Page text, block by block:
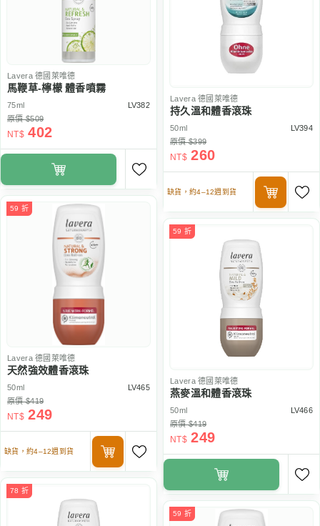
Lavera德國萊唯德
馬鞭草-檸檬 體香噴霧
75ml
LV382
原價 $509
NT$ 402
Lavera德國萊唯德
持久溫和體香滾珠
50ml
LV394
原價 $399
NT$ 260
缺貨，約4–12週到貨
59 折
Lavera德國萊唯德
天然強效體香滾珠
50ml
LV465
原價 $419
NT$ 249
缺貨，約4–12週到貨
59 折
Lavera德國萊唯德
燕麥溫和體香滾珠
50ml
LV466
原價 $419
NT$ 249
78 折
59 折